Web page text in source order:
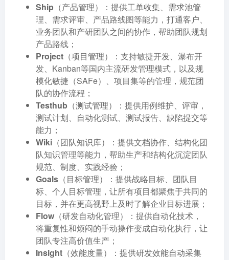
Ship（产品管理）
：提供工单收集、需求池管
理、需求评审、产品路线图等能力，打通客户、
业务团队和产研团队之间的协作，帮助团队规划
产品路线；
Project（项目管理）
：支持敏捷开发、瀑布开
发、Kanban等国内主流研发管理模式，以及规
模化敏捷（SAFe）、项目集等的管理，规范团
队的协作流程；
Testhub（测试管理）
：提供用例维护、评审，
测试计划、自动化测试、测试报告、缺陷提交等
能力；
Wiki（团队知识库）
：提供文档协作、结构化团
队知识管理等能力，帮助生产和结构化沉淀团队
规范、制度、实践经验；
Goals（目标管理）
：提供战略目标、团队目
标、个人目标管理，让所有项目都聚焦于共同的
目标，并在更高视野上及时了解企业目标进展；
Flow（研发自动化管理）
：提供自动化技术，
将重复性和烦闷的手动操作变成自动化执行，让
团队专注高价值生产；
Insight（效能度量）
：提供研发效能自动采集